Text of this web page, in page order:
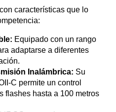
características que lo
Equipado con un rango
adaptarse a diferentes
Inalámbrica: Su
C permite un control
flashes hasta a 100 metros